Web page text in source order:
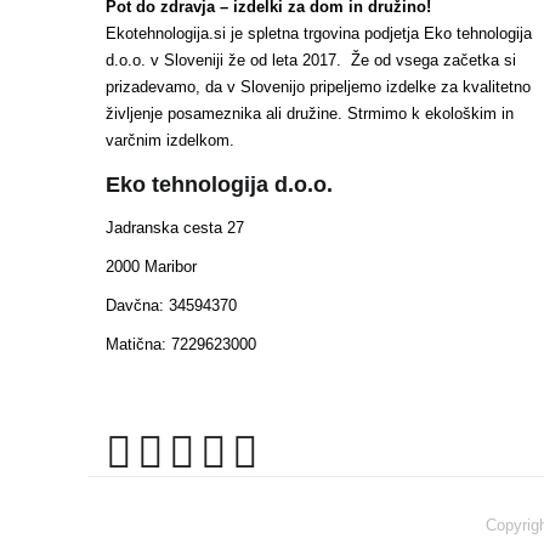
Pot do zdravja – izdelki za dom in družino!
Ekotehnologija.si je spletna trgovina podjetja Eko tehnologija
d.o.o. v Sloveniji že od leta 2017. Že od vsega začetka si
prizadevamo, da v Slovenijo pripeljemo izdelke za kvalitetno
življenje posameznika ali družine. Strmimo k ekološkim in
varčnim izdelkom.
Eko tehnologija d.o.o.
Jadranska cesta 27
2000 Maribor
Davčna: 34594370
Matična: 7229623000